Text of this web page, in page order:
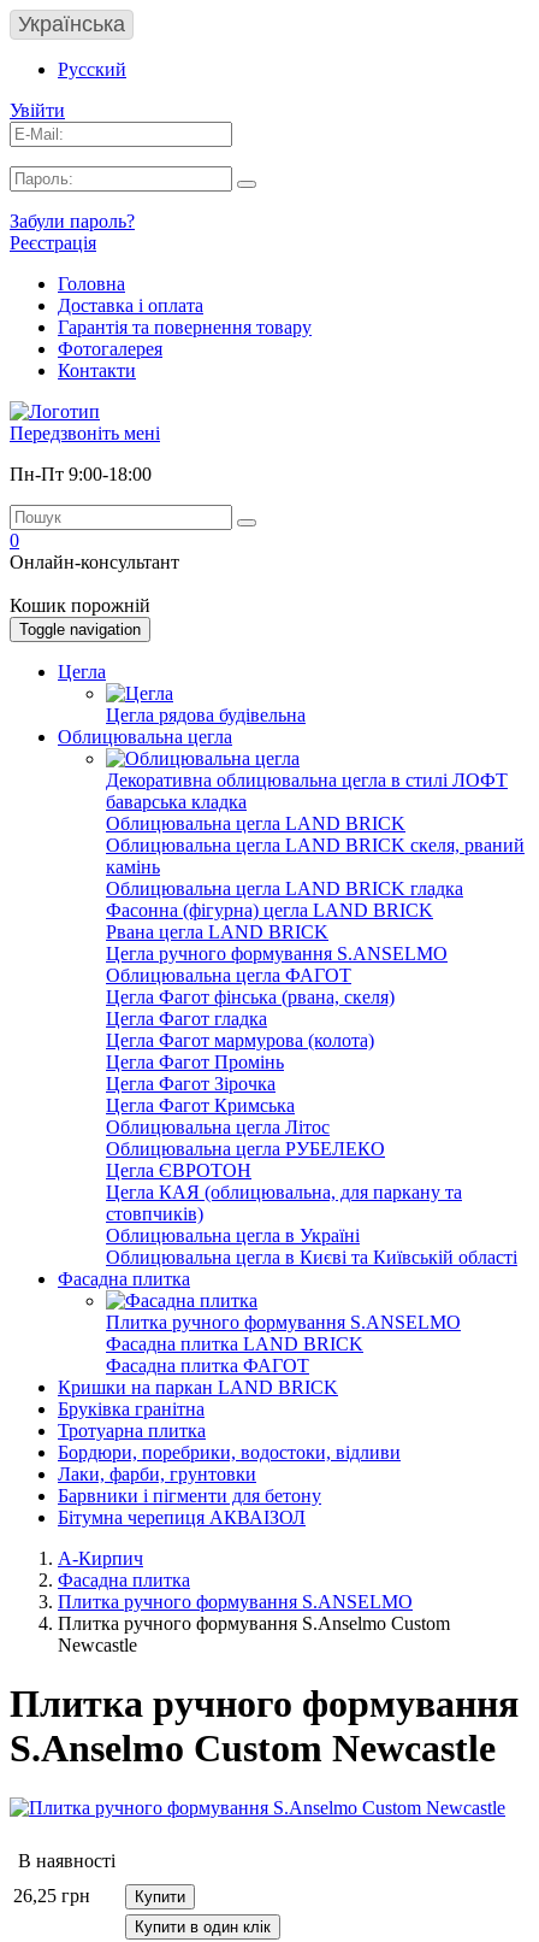
Українська
Русский
Увійти
Забули пароль?
Реєстрація
Головна
Доставка і оплата
Гарантія та повернення товару
Фотогалерея
Контакти
Передзвоніть мені
Пн-Пт 9:00-18:00
0
Онлайн-консультант
Кошик порожній
Toggle navigation
Цегла
Цегла рядова будівельна
Облицювальна цегла
Декоративна облицювальна цегла в стилі ЛОФТ
баварська кладка
Облицювальна цегла LAND BRICK
Облицювальна цегла LAND BRICK скеля, рваний
камінь
Облицювальна цегла LAND BRICK гладка
Фасонна (фігурна) цегла LAND BRICK
Рвана цегла LAND BRICK
Цегла ручного формування S.ANSELMO
Облицювальна цегла ФАГОТ
Цегла Фагот фінська (рвана, скеля)
Цегла Фагот гладка
Цегла Фагот мармурова (колота)
Цегла Фагот Промінь
Цегла Фагот Зірочка
Цегла Фагот Кримська
Облицювальна цегла Літос
Облицювальна цегла РУБЕЛЕКО
Цегла ЄВРОТОН
Цегла КАЯ (облицювальна, для паркану та
стовпчиків)
Облицювальна цегла в Україні
Облицювальна цегла в Києві та Київській області
Фасадна плитка
Плитка ручного формування S.ANSELMO
Фасадна плитка LAND BRICK
Фасадна плитка ФАГОТ
Кришки на паркан LAND BRICK
Бруківка гранітна
Тротуарна плитка
Бордюри, поребрики, водостоки, відливи
Лаки, фарби, грунтовки
Барвники і пігменти для бетону
Бітумна черепиця АКВАІЗОЛ
А-Кирпич
Фасадна плитка
Плитка ручного формування S.ANSELMO
Плитка ручного формування S.Anselmo Custom
Newcastle
Плитка ручного формування
S.Anselmo Custom Newcastle
В наявності
26,25 грн
Купити
Купити в один клік